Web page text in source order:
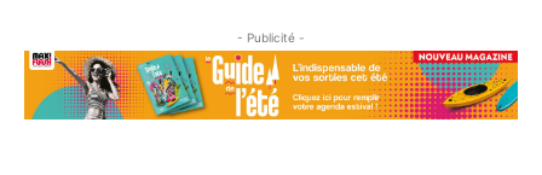
- Publicité -